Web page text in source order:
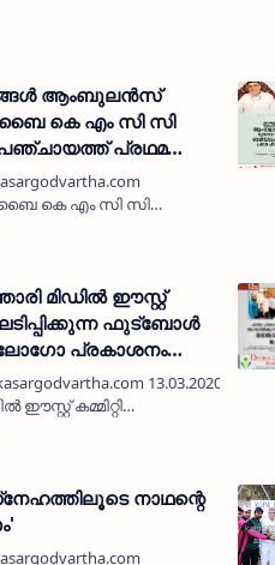
ആംബുലന്‍സ്
കെ എം സി സി
പ്രഥമ
ദുബൈ കെ എം സി സി
കമ്മിറ്റി പ്രഥമ
പാണക്കാട്
മിഡില്‍ ഈസ്റ്റ്
ഫുട്‌ബോള്‍
ലോഗോ പ്രകാശനം
13.03.2020)
ഈസ്റ്റ് കമ്മിറ്റി
ഫുട്‌ബോള്‍ ഫെസ്റ്റിന്റെ
ചെയ്തു. പ്രമുഖ
നാഥന്റെ